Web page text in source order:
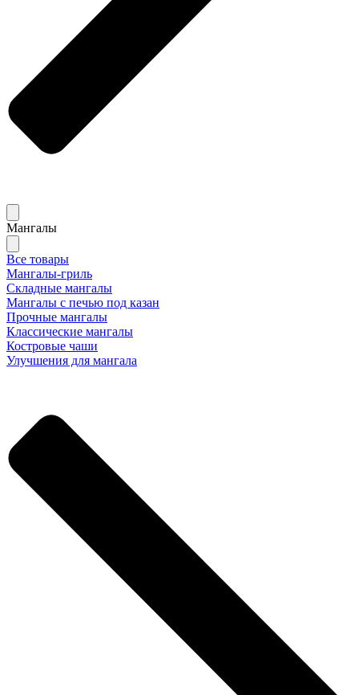
Мангалы
Все товары
Мангалы-гриль
Складные мангалы
Мангалы с печью под казан
Прочные мангалы
Классические мангалы
Костровые чаши
Улучшения для мангала